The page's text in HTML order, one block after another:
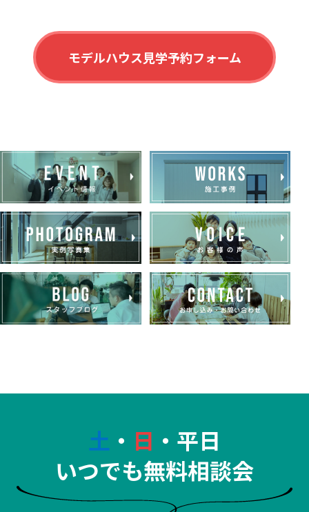
モデルハウス見学予約フォーム
土 ・ 日 ・平日
いつでも無料相談会